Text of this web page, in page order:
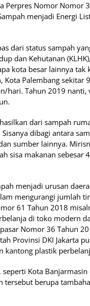
Perpres Nomor Nomor
menjadi Energi
dari status sampah
dan Kehutanan
kota besar lainnya tak
Palembang sekitar
hari. Tahun 2019 nanti,
dari sampah
dibagi antara
sumber lainnya.
sisa makanan sebesar
menjadi urusan
mengurangi jumlah
61 Tahun 2018
di toko modern
Nomor 36 Tahun
Provinsi DKI Jakarta
kantong plastik
Kota
berupa